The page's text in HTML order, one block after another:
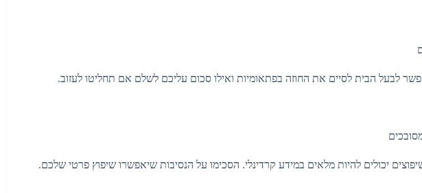
לבעל הבית לסיים את החוזה בפתאומיות ואילו סכום עליכם לשלם אם תחליטו לעזוב.
יכולים להיות מלאים במידע קרדינלי. הסכימו על הנסיבות שיאפשרו שיפוץ פרטי שלכם.